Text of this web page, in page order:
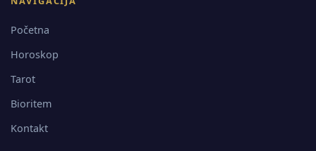
Početna
Horoskop
Tarot
Bioritem
Kontakt